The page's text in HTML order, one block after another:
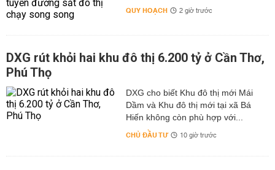
QUY HOẠCH 2 giờ trước
DXG rút khỏi hai khu đô thị 6.200 tỷ ở Cần Thơ,
Phú Thọ
DXG cho biết Khu đô thị mới Mái
Dầm và Khu đô thị mới tại xã Bá
Hiến không còn phù hợp với...
CHỦ ĐẦU TƯ 10 giờ trước